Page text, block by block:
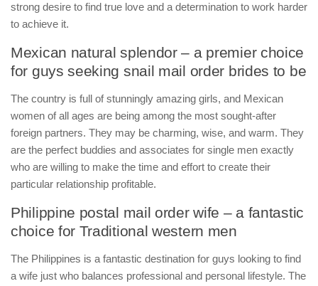
strong desire to find true love and a determination to work harder
to achieve it.
Mexican natural splendor – a premier choice
for guys seeking snail mail order brides to be
The country is full of stunningly amazing girls, and Mexican
women of all ages are being among the most sought-after
foreign partners. They may be charming, wise, and warm. They
are the perfect buddies and associates for single men exactly
who are willing to make the time and effort to create their
particular relationship profitable.
Philippine postal mail order wife – a fantastic
choice for Traditional western men
The Philippines is a fantastic destination for guys looking to find
a wife just who balances professional and personal lifestyle. The